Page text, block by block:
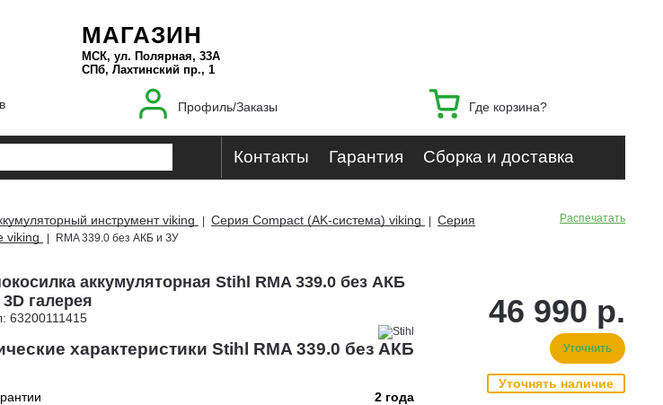
МАГАЗИН
МСК, ул. Полярная, 33А
СПб, Лахтинский пр., 1
Профиль/Заказы Где корзина?
Контакты Гарантия Сборка и доставка
инструмент viking Серия Compact (AK-система) viking
Серия
viking RMA 339.0 без АКБ и ЗУ
Распечатать
аккумуляторная Stihl RMA 339.0 без АКБ
галерея
63200111415
характеристики Stihl RMA 339.0 без АКБ
2 года
46 990 р.
Уточнить
Уточнять наличие